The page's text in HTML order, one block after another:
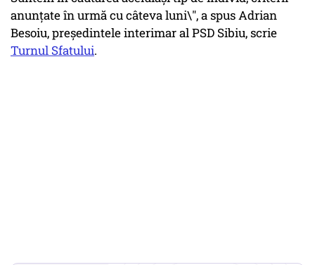
anunțate în urmă cu câteva luni\", a spus Adrian
Besoiu, președintele interimar al PSD Sibiu, scrie
Turnul Sfatului.